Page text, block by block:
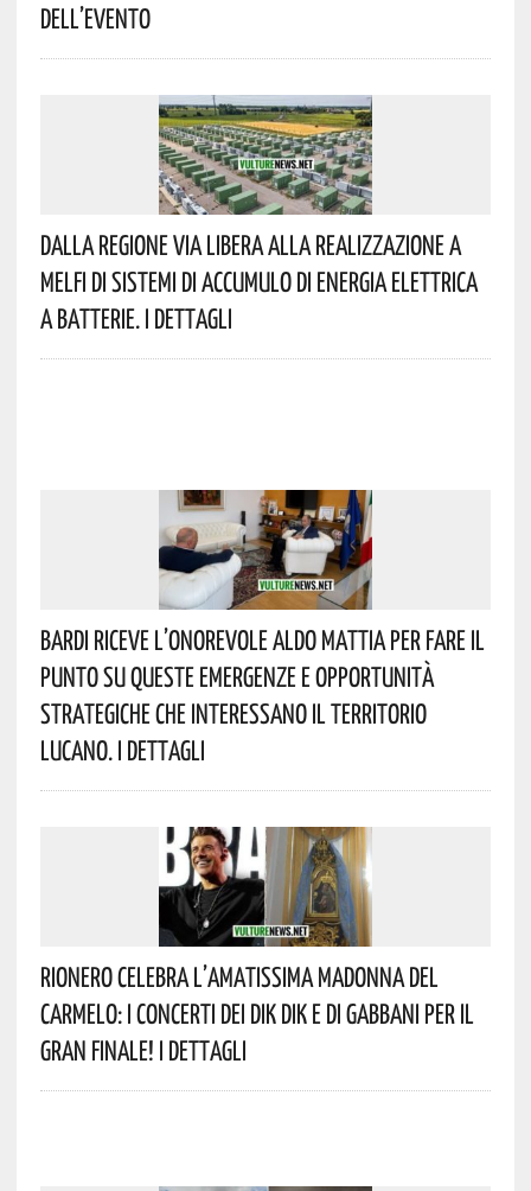
Dell’evento
Dalla Regione Via Libera Alla Realizzazione A
Melfi Di Sistemi Di Accumulo Di Energia Elettrica
A Batterie. I Dettagli
Bardi Riceve L’onorevole Aldo Mattia Per Fare Il
Punto Su Queste Emergenze E Opportunità
Strategiche Che Interessano Il Territorio
Lucano. I Dettagli
Rionero Celebra L’amatissima Madonna Del
Carmelo: I Concerti Dei DIK DIK E Di Gabbani Per Il
Gran Finale! I Dettagli